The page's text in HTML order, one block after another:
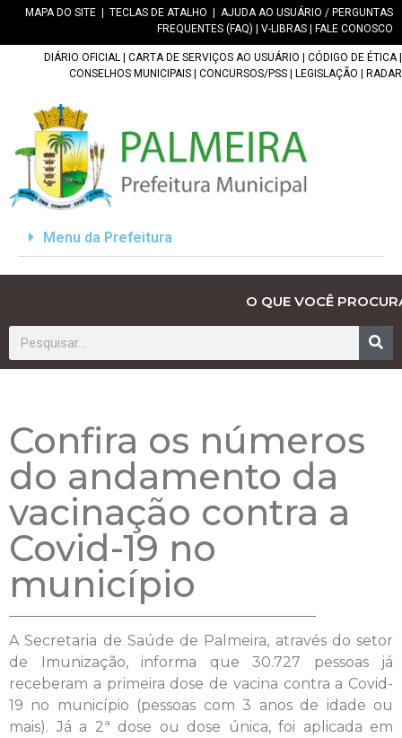
MAPA DO SITE TECLAS DE ATALHO
AJUDA AO USUÁRIO / PERGUNTAS
FREQUENTES (FAQ)
V-LIBRAS FALE CONOSCO
DIÁRIO OFICIAL CARTA DE SERVIÇOS AO USUÁRIO CÓDIGO DE ÉTICA|
CONSELHOS MUNICIPAIS
CONCURSOS/PSS LEGISLAÇÃO RADAR
Menu da Prefeitura
O QUE VOCÊ
Confira os números
do andamento da
vacinação contra a
Covid-19 no
município
A Secretaria de Saúde de Palmeira, através do setor
de Imunização, informa que 30.727 pessoas já
receberam a primeira dose de vacina contra a Covid-
19 no município (pessoas com 3 anos de idade ou
mais). Já a 2ª dose ou dose única, foi aplicada em